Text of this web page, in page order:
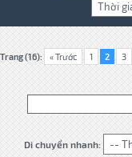
Trang (16): « Trước 1 2 3
Di chuyển nhanh: